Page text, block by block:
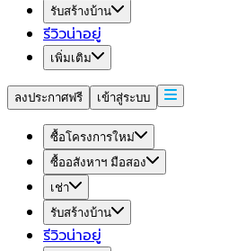
รับสร้างบ้าน
รีวิวน่าอยู่
เพิ่มเติม
ลงประกาศฟรี เข้าสู่ระบบ
ซื้อโครงการใหม่
ซื้ออสังหาฯ มือสอง
เช่า
รับสร้างบ้าน
รีวิวน่าอยู่